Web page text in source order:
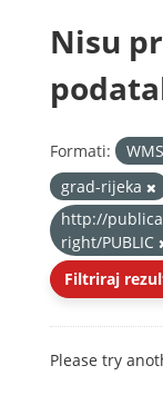
Nisu
Formati: WMS
grad-rijeka
http://
right/PUBLIC
Filtriraj
Please try